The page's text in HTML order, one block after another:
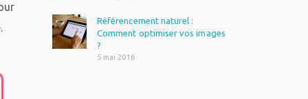
Référencement naturel :
Comment optimiser vos images
?
5 mai 2016